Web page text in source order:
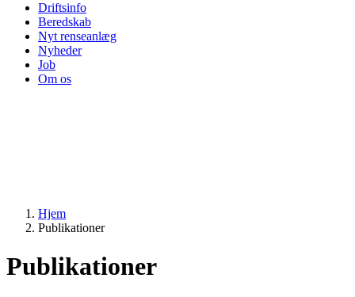
Driftsinfo
Beredskab
Nyt renseanlæg
Nyheder
Job
Om os
Hjem
Publikationer
Publikationer